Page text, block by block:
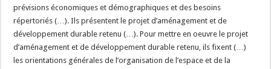
prévisions économiques et démographiques et des besoins
répertoriés (…). Ils présentent le projet d’aménagement et de
développement durable retenu (…). Pour mettre en oeuvre le projet
d’aménagement et de développement durable retenu, ils fixent (…)
les orientations générales de l’organisation de l’espace et de la